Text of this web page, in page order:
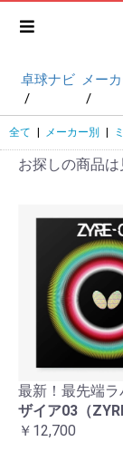
卓球ナビ メー
全て メーカー別
お探しの商品
最新！最先端ラ
ザイア03（
￥12,700